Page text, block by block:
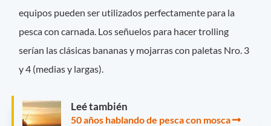
equipos pueden ser utilizados perfectamente para la
pesca con carnada. Los señuelos para hacer trolling
serían las clásicas bananas y mojarras con paletas Nro. 3
y 4 (medias y largas).
Leé también
50 años hablando de pesca con mosca